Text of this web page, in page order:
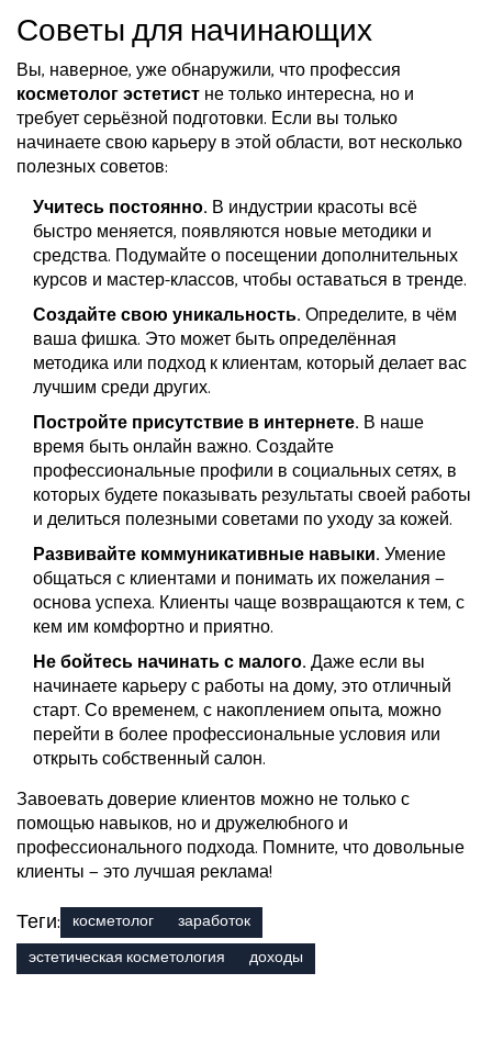
Советы для начинающих
Вы, наверное, уже обнаружили, что профессия
косметолог эстетистне только интересна, но и
требует серьёзной подготовки. Если вы только
начинаете свою карьеру в этой области, вот несколько
полезных советов:
Учитесь постоянно. В индустрии красоты всё
быстро меняется, появляются новые методики и
средства. Подумайте о посещении дополнительных
курсов и мастер-классов, чтобы оставаться в тренде.
Создайте свою уникальность.Определите, в чём
ваша фишка. Это может быть определённая
методика или подход к клиентам, который делает вас
лучшим среди других.
Постройте присутствие в интернете. В наше
время быть онлайн важно. Создайте
профессиональные профили в социальных сетях, в
которых будете показывать результаты своей работы
и делиться полезными советами по уходу за кожей.
Развивайте коммуникативные навыки.Умение
общаться с клиентами и понимать их пожелания —
основа успеха. Клиенты чаще возвращаются к тем, с
кем им комфортно и приятно.
Не бойтесь начинать с малого.Даже если вы
начинаете карьеру с работы на дому, это отличный
старт. Со временем, с накоплением опыта, можно
перейти в более профессиональные условия или
открыть собственный салон.
Завоевать доверие клиентов можно не только с
помощью навыков, но и дружелюбного и
профессионального подхода. Помните, что довольные
клиенты — это лучшая реклама!
Теги: косметолог
заработок
эстетическая косметология
доходы